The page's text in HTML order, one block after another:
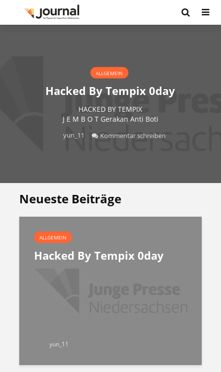
ALLGEMEIN
Hacked By Tempix 0day
HACKED BY TEMPIX
J E M B O T Gerakan Anti Boti
yun_11 Kommentar schreiben
Neueste Beiträge
ALLGEMEIN
Hacked By Tempix 0day
yun_11